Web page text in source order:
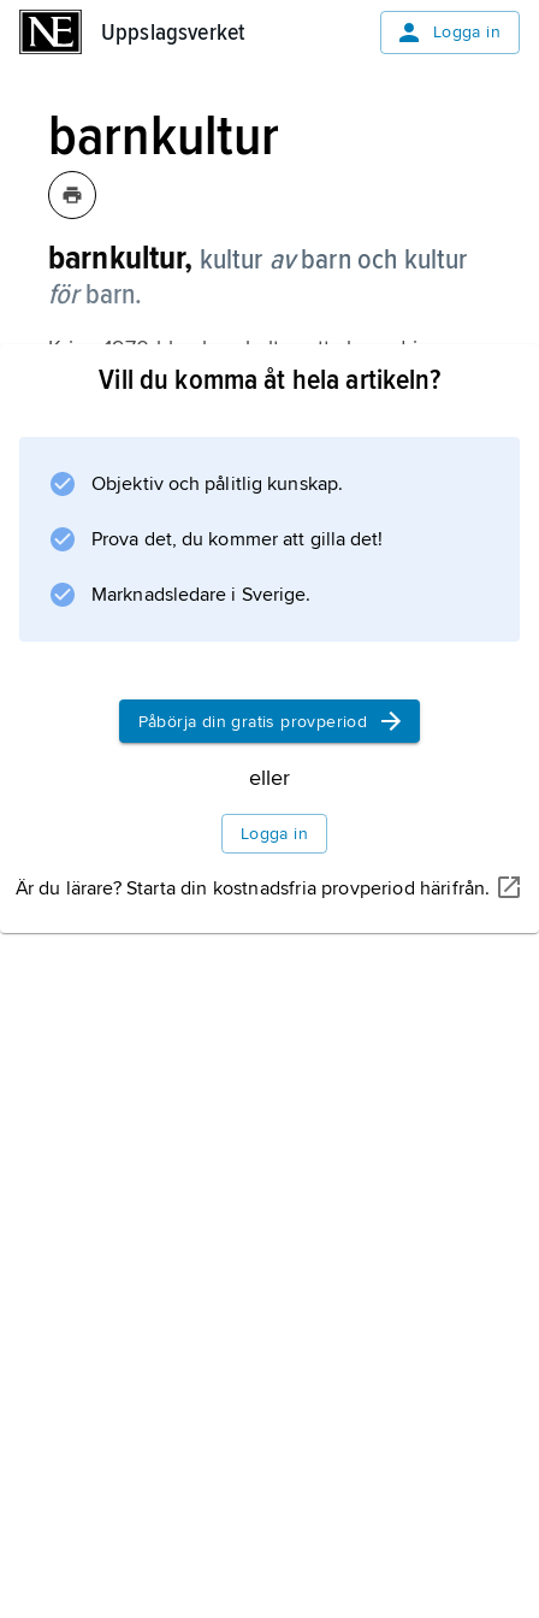
Uppslagsverket Logga in
barnkultur
barnkultur, kultur avbarn och kultur
förbarn.
Kring 1970 blev barnkultur ett slagord i
strävan att stävja ett kommersiellt utnyttjande
av konstnärligt lödiga alster, riktade till barn.
Litteraturanvisning
Vill du komma åt hela artikeln?
Objektiv och pålitlig kunskap.
Prova det, du kommer att gilla det!
Marknadsledare i Sverige.
Påbörja din gratis provperiod
eller
Logga in
Är du lärare? Starta din kostnadsfria provperiod härifrån.